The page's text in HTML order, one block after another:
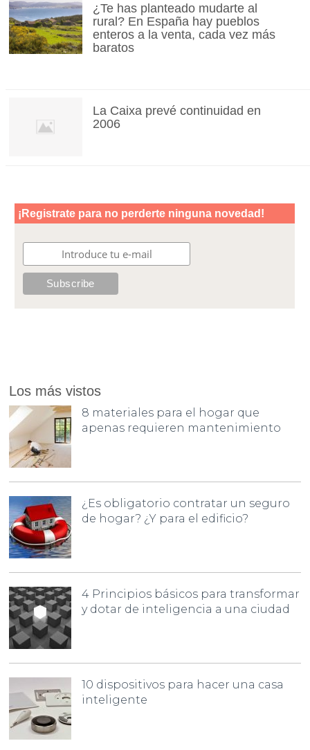
¿Te has planteado mudarte al
rural? En España hay pueblos
enteros a la venta, cada vez más
baratos
La Caixa prevé continuidad en
2006
Los más vistos
8 materiales para el hogar que
apenas requieren mantenimiento
¿Es obligatorio contratar un seguro
de hogar? ¿Y para el edificio?
4 Principios básicos para transformar
y dotar de inteligencia a una ciudad
10 dispositivos para hacer una casa
inteligente